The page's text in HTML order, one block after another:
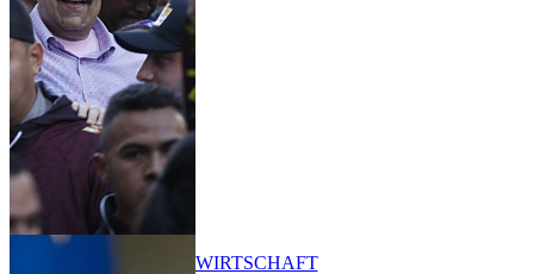
WIRTSCHAFT